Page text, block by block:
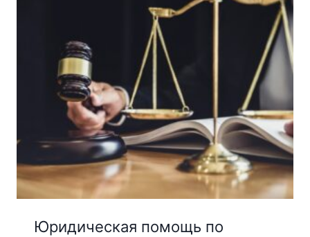
Юридическая помощь по